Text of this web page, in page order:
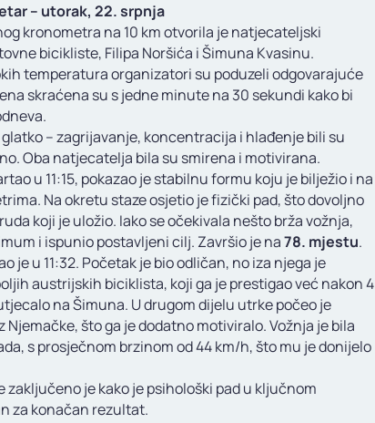
– utorak, 22. srpnja
kronometra na 10 km otvorila je natjecateljski
bicikliste, Filipa Noršića i Šimuna Kvasinu.
temperatura organizatori su poduzeli odgovarajuće
skraćena su s jedne minute na 30 sekundi kako bi
– zagrijavanje, koncentracija i hlađenje bili su
Oba natjecatelja bila su smirena i motivirana.
u 11:15, pokazao je stabilnu formu koju je bilježio i na
Na okretu staze osjetio je fizički pad, što dovoljno
koji je uložio. Iako se očekivala nešto brža vožnja,
i ispunio postavljeni cilj. Završio je na78. mjestu.
je u 11:32. Početak je bio odličan, no iza njega je
austrijskih biciklista, koji ga je prestigao već nakon 4
na Šimuna. U drugom dijelu utrke počeo je
što ga je dodatno motiviralo. Vožnja je bila
s prosječnom brzinom od 44 km/h, što mu je donijelo
zaključeno je kako je psihološki pad u ključnom
za konačan rezultat.